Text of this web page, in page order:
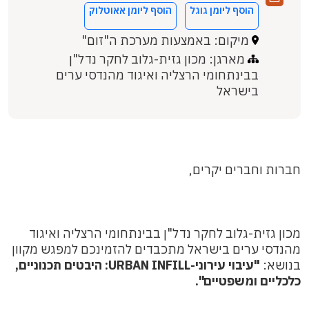
הוסף ליומן גוגל הוסף ליומן אאוטלוק
מיקום: באמצעות מערכת ה"זום"
מארגן: מכון גזית-גלוב לחקר נדל"ן
בבינתחומי הרצליה ואיגוד מהנדסי ערים
בישראל
חברות וחברים יקרים,
מכון גזית-גלוב לחקר נדל"ן בבינתחומי הרצליה ואיגוד
מהנדסי ערים בישראל מתכבדים להזמינכם למפגש מקוון
בנושא:
"עיבוי עירוני-URBAN INFILL: היבטים תכנוניים,
כלכליים ומשפטיים".